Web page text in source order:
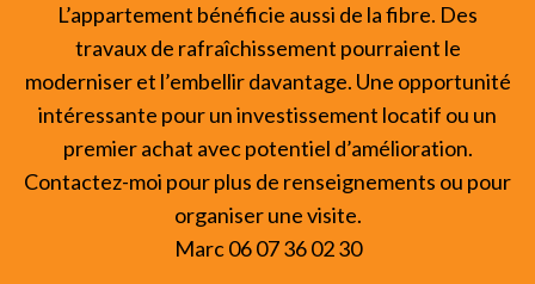
L’appartement bénéficie aussi de la fibre. Des
travaux de rafraîchissement pourraient le
moderniser et l’embellir davantage. Une opportunité
intéressante pour un investissement locatif ou un
premier achat avec potentiel d’amélioration.
Contactez-moi pour plus de renseignements ou pour
organiser une visite.
Marc 06 07 36 02 30